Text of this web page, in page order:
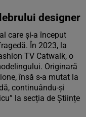
designer
care și-a început
În 2023, la
TV Catwalk, o
Originară
însă s-a mutat la
continuându-și
la secția de Științe